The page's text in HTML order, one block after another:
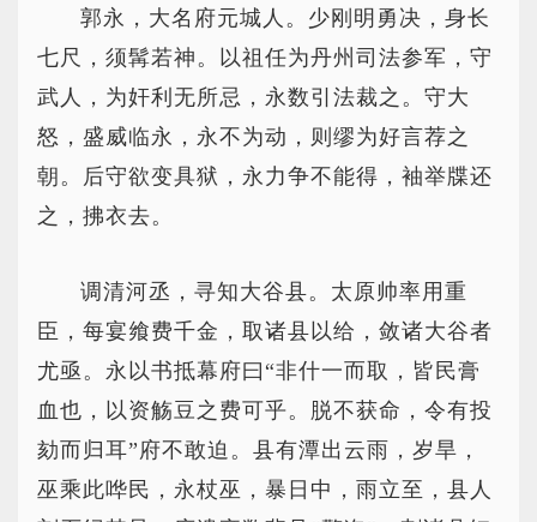
郭永，大名府元城人。少刚明勇决，身长
七尺，须髯若神。以祖任为丹州司法参军，守
武人，为奸利无所忌，永数引法裁之。守大
怒，盛威临永，永不为动，则缪为好言荐之
朝。后守欲变具狱，永力争不能得，袖举牒还
之，拂衣去。
调清河丞，寻知大谷县。太原帅率用重
臣，每宴飨费千金，取诸县以给，敛诸大谷者
尤亟。永以书抵幕府曰“非什一而取，皆民膏
血也，以资觞豆之费可乎。脱不获命，令有投
劾而归耳”府不敢迫。县有潭出云雨，岁旱，
巫乘此哗民，永杖巫，暴日中，雨立至，县人